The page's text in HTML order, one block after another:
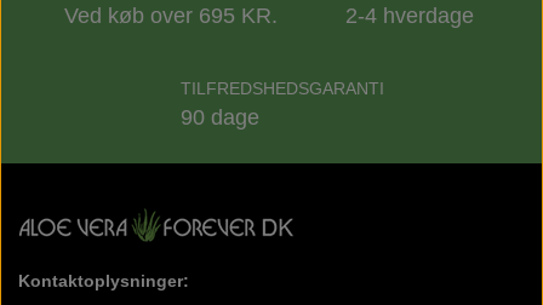
Ved køb over 695 KR. 2-4 hverdage
TILFREDSHEDSGARANTI
90 dage
Kontaktoplysninger: